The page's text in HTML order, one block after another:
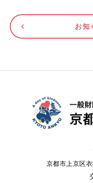
お知
京都市上京区